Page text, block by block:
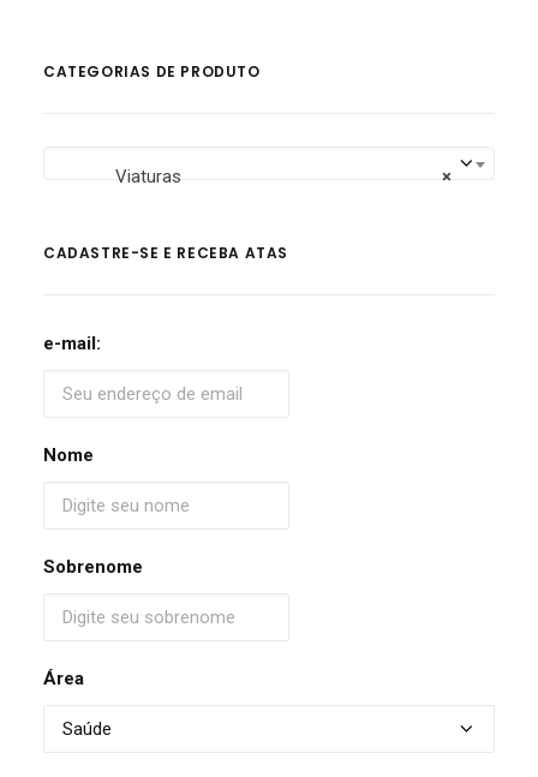
CATEGORIAS DE PRODUTO
×
Viaturas
CADASTRE-SE E RECEBA ATAS
e-mail:
Nome
Sobrenome
Área